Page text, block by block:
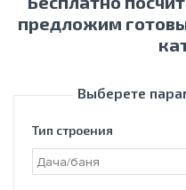
предложим
Выберете
Тип строения